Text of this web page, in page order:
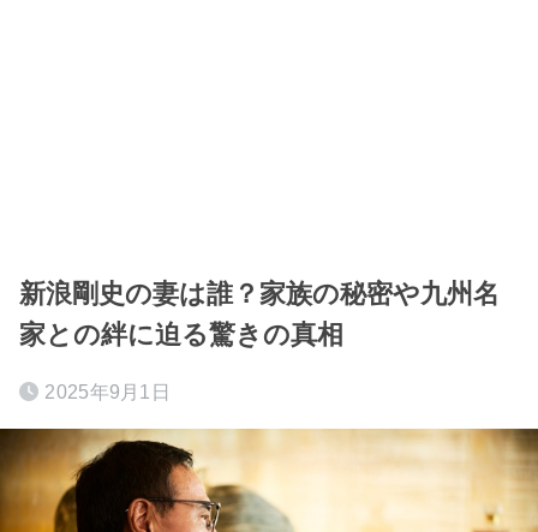
新浪剛史の妻は誰？家族の秘密や九州名
家との絆に迫る驚きの真相
2025年9月1日